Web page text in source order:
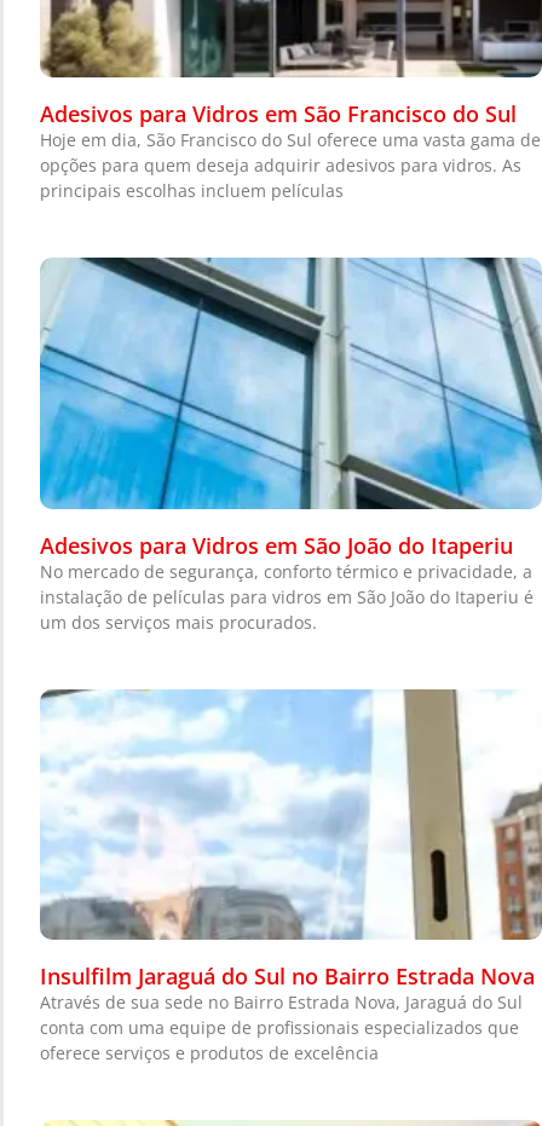
Adesivos para Vidros em São Francisco do Sul
Hoje em dia, São Francisco do Sul oferece uma vasta gama de
opções para quem deseja adquirir adesivos para vidros. As
principais escolhas incluem películas
Adesivos para Vidros em São João do Itaperiu
No mercado de segurança, conforto térmico e privacidade, a
instalação de películas para vidros em São João do Itaperiu é
um dos serviços mais procurados.
Insulfilm Jaraguá do Sul no Bairro Estrada Nova
Através de sua sede no Bairro Estrada Nova, Jaraguá do Sul
conta com uma equipe de profissionais especializados que
oferece serviços e produtos de excelência